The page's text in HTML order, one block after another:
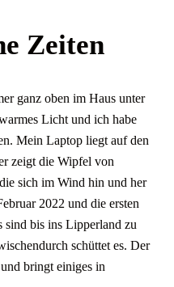
Zeiten
ganz oben im Haus unter
Licht und ich habe
Mein Laptop liegt auf den
zeigt die Wipfel von
sich im Wind hin und her
2022 und die ersten
sind bis ins Lipperland zu
schüttet es. Der
bringt einiges in